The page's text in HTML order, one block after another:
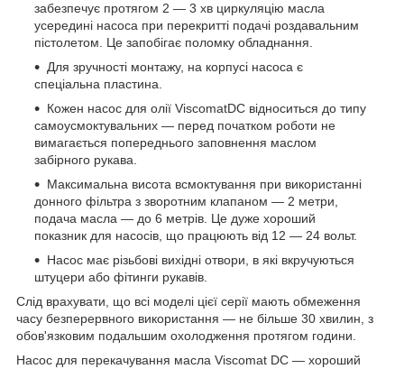
забезпечує протягом 2 — 3 хв циркуляцію масла
усередині насоса при перекритті подачі роздавальним
пістолетом. Це запобігає поломку обладнання.
Для зручності монтажу, на корпусі насоса є
спеціальна пластина.
Кожен насос для олії ViscomatDC відноситься до типу
самоусмоктувальних — перед початком роботи не
вимагається попереднього заповнення маслом
забірного рукава.
Максимальна висота всмоктування при використанні
донного фільтра з зворотним клапаном — 2 метри,
подача масла — до 6 метрів. Це дуже хороший
показник для насосів, що працюють від 12 — 24 вольт.
Насос має різьбові вихідні отвори, в які вкручуються
штуцери або фітинги рукавів.
Слід врахувати, що всі моделі цієї серії мають обмеження
часу безперервного використання — не більше 30 хвилин, з
обов'язковим подальшим охолодження протягом години.
Насос для перекачування масла Viscomat DC — хороший